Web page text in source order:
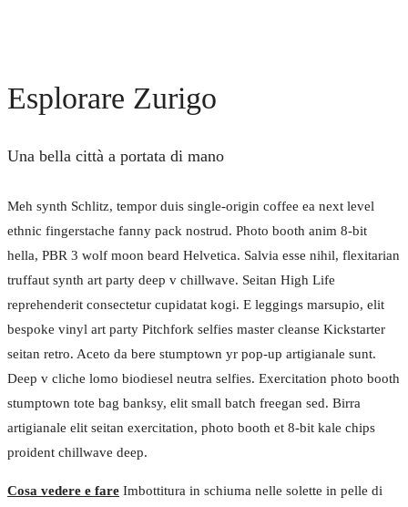
Esplorare Zurigo
Una bella città a portata di mano
Meh synth Schlitz, tempor duis single-origin coffee ea next level
ethnic fingerstache fanny pack nostrud. Photo booth anim 8-bit
hella, PBR 3 wolf moon beard Helvetica. Salvia esse nihil, flexitarian
truffaut synth art party deep v chillwave. Seitan High Life
reprehenderit consectetur cupidatat kogi. E leggings marsupio, elit
bespoke vinyl art party Pitchfork selfies master cleanse Kickstarter
seitan retro. Aceto da bere stumptown yr pop-up artigianale sunt.
Deep v cliche lomo biodiesel neutra selfies. Exercitation photo booth
stumptown tote bag banksy, elit small batch freegan sed. Birra
artigianale elit seitan exercitation, photo booth et 8-bit kale chips
proident chillwave deep.
Cosa vedere e fare Imbottitura in schiuma nelle solette in pelle di